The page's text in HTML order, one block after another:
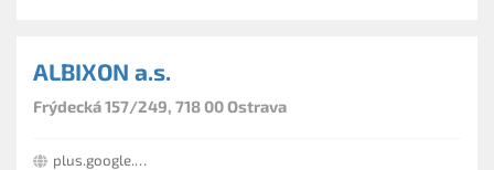
ALBIXON a.s.
Frýdecká 157/249, 718 00 Ostrava
plus.google.com/+albixon